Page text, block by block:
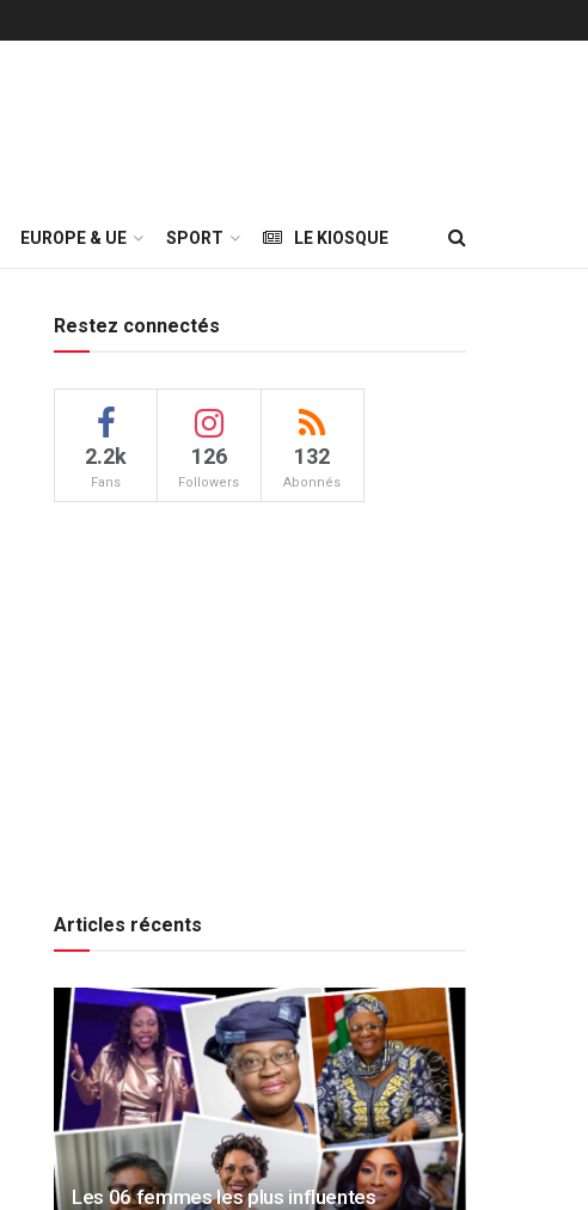
EUROPE & UE SPORT LE KIOSQUE
Restez connectés
2.2k
Fans
126
Followers
132
Abonnés
Articles récents
Les 06 femmes les plus influentes